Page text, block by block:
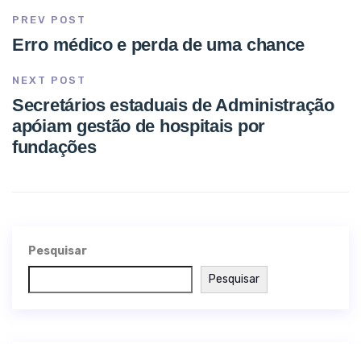
PREV POST
Erro médico e perda de uma chance
NEXT POST
Secretários estaduais de Administração
apóiam gestão de hospitais por
fundações
Pesquisar
Pesquisar